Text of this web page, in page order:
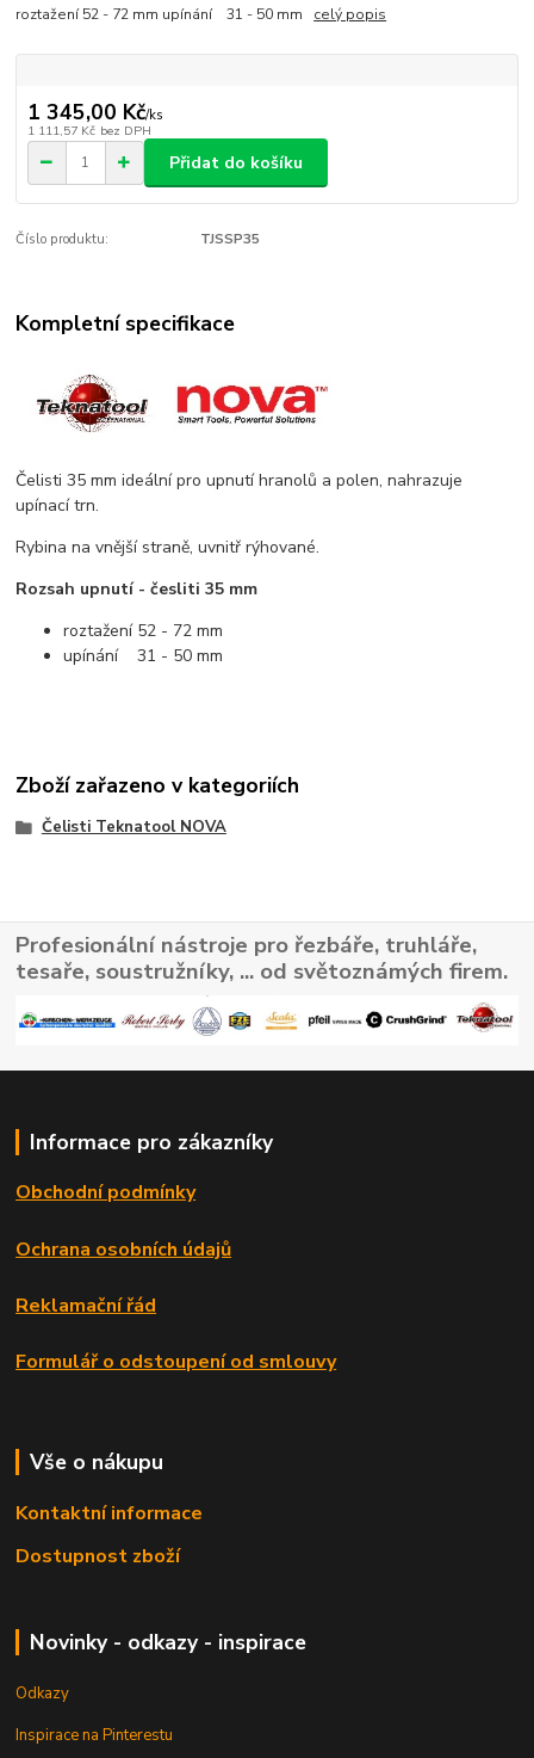
roztažení 52 - 72 mm upínání 31 - 50 mm celý popis
1 345,00 Kč/ks
1 111,57 Kč bez DPH
Přidat do košíku
Číslo produktu: TJSSP35
Kompletní specifikace
Čelisti 35 mm ideální pro upnutí hranolů a polen, nahrazuje
upínací trn.
Rybina na vnější straně, uvnitř rýhované.
Rozsah upnutí - česliti 35 mm
roztažení 52 - 72 mm
upínání 31 - 50 mm
Zboží zařazeno v kategoriích
Čelisti Teknatool NOVA
Profesionální nástroje pro řezbáře, truhláře,
tesaře, soustružníky, ... od světoznámých firem.
Informace pro zákazníky
Obchodní podmínky
Ochrana osobních údajů
Reklamační řád
Formulář o odstoupení od smlouvy
Vše o nákupu
Kontaktní informace
Dostupnost zboží
Novinky - odkazy - inspirace
Odkazy
Inspirace na Pinterestu